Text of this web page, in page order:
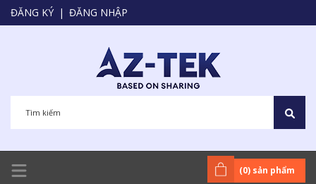
ĐĂNG KÝ | ĐĂNG NHẬP
(0) sản phẩm